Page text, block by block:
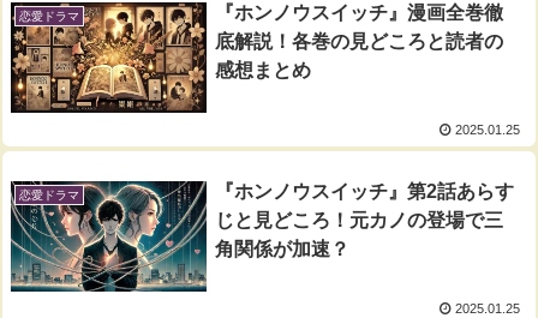
恋愛ドラマ
『ホンノウスイッチ』漫画全巻徹
底解説！各巻の見どころと読者の
感想まとめ
2025.01.25
恋愛ドラマ
『ホンノウスイッチ』第2話あらす
じと見どころ！元カノの登場で三
角関係が加速？
2025.01.25